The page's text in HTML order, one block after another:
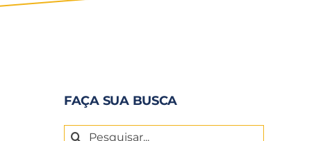
FAÇA SUA BUSCA
Buscar